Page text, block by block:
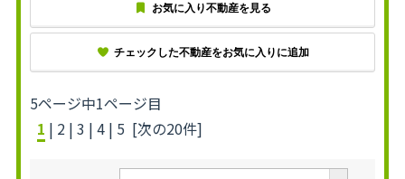
お気に入り不動産を見る
チェックした不動産をお気に入りに追加
5ページ中1ページ目
1 | 2 | 3 | 4| 5 [次の20件]